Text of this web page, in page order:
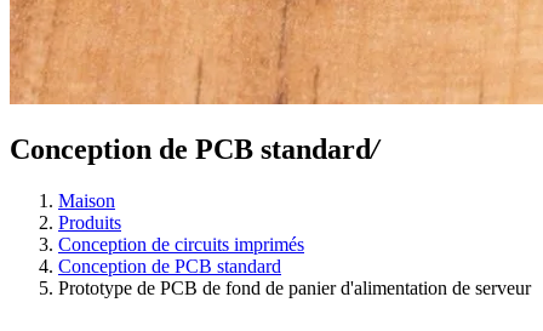
Conception de PCB standard/
Maison
Produits
Conception de circuits imprimés
Conception de PCB standard
Prototype de PCB de fond de panier d'alimentation de serveur